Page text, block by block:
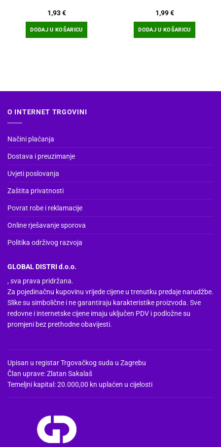
1,93€
DODAJ U KOŠARICU
1,99€
DODAJ U KOŠARICU
O INTERNET TRGOVINI
Načini plaćanja
Dostava i preuzimanje
Uvjeti poslovanja
Zaštita privatnosti
Povrat robe i reklamacije
Online rješavanje sporova
Politika održivog razvoja
GLOBAL DISTRI d.o.o.
, sva prava pridržana.
Za pojedinačnu kupovinu vrijede cijene u trenutku predaje narudžbe.
Slike su simbolične i ne garantiraju karakteristike proizvoda. Sve
redovne i internetske cijene imaju uključen PDV i podložne su
promjeni bez prethodne obavijesti.
Upisan u registar Trgovačkog suda u Zagrebu
Član uprave: Zlatan Sakalaš
Temeljni kapital: 20.000,00 kn uplaćen u cijelosti